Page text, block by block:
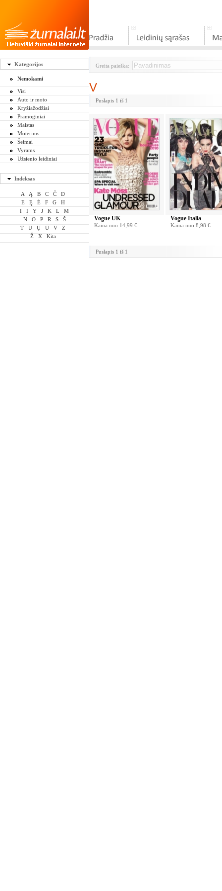
Kategorijos
Nemokami
Visi
Auto ir moto
Kryžiažodžiai
Pramoginiai
Maistas
Moterims
Šeimai
Vyrams
Užsienio leidiniai
Indeksas
A Ą B C Č
D
E
Ę Ė F G
H
I
Į Y J K L
M
N
O P R S
Š
T
U Ų Ū V
Z
Ž
X Kita
Greita paieška:
V
Puslapis 1 iš 1
Vogue UK
Kaina nuo 14,99 €
Vogue Italia
Kaina nuo 8,98 €
Puslapis 1 iš 1